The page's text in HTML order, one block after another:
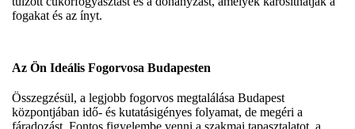
fogakat és az ínyt.
Az Ön Ideális Fogorvosa Budapesten
Összegzésül, a legjobb fogorvos megtalálása Budapest
központjában idő- és kutatásigényes folyamat, de megéri a
fáradozást. Fontos figyelembe venni a szakmai tapasztalatot, a